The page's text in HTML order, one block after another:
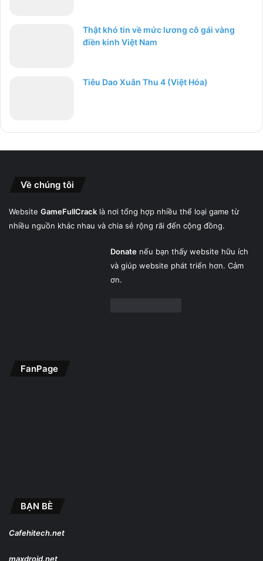
Thật khó tin về mức lương cô gái vàng
điền kinh Việt Nam
Tiêu Dao Xuân Thu 4 (Việt Hóa)
Về chúng tôi
Website GameFullCrack là nơi tổng hợp nhiều thể loại game từ
nhiều nguồn khác nhau và chia sẻ rộng rãi đến cộng đồng.
Donatenếu bạn thấy website hữu ích
và giúp website phát triển hơn. Cảm
ơn.
FanPage
BẠN BÈ
Cafehitech.net
maxdroid.net